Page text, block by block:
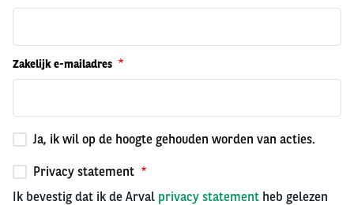
Zakelijk e-mailadres
Ja, ik wil op de hoogte gehouden worden van acties.
Privacy statement
Ik bevestig dat ik de Arval privacy statement heb gelezen